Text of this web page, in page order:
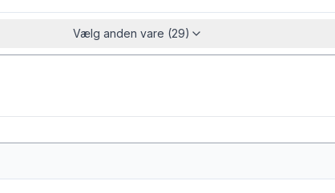
Vælg anden vare (29)